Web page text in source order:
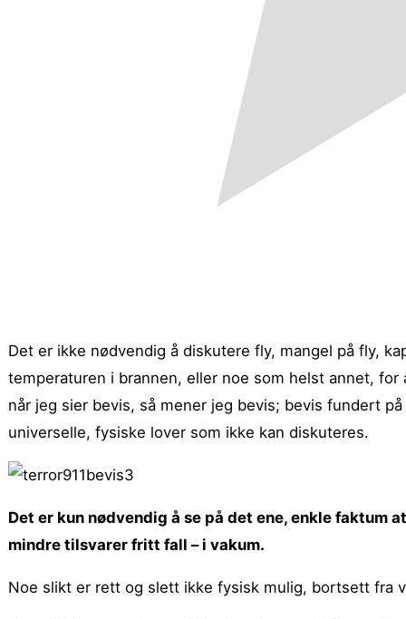
Det er ikke nødvendig å diskutere fly, mangel på fly,
temperaturen i brannen, eller noe som helst annet,
når jeg sier bevis, så mener jeg bevis; bevis fundert
universelle, fysiske lover som ikke kan diskuteres.
Det er kun nødvendig å se på det ene, enkle faktum
mindre tilsvarer fritt fall – i vakum.
Noe slikt er rett og slett ikke fysisk mulig, bortsett fra